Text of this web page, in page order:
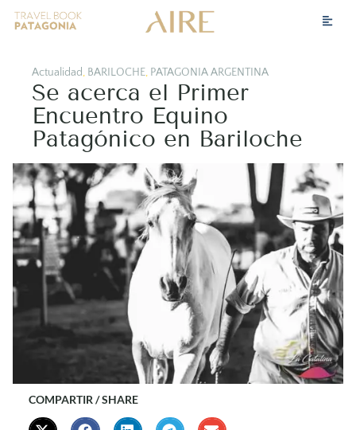
Actualidad, BARILOCHE, PATAGONIA ARGENTINA
Se acerca el Primer
Encuentro Equino
Patagónico en Bariloche
COMPARTIR / SHARE